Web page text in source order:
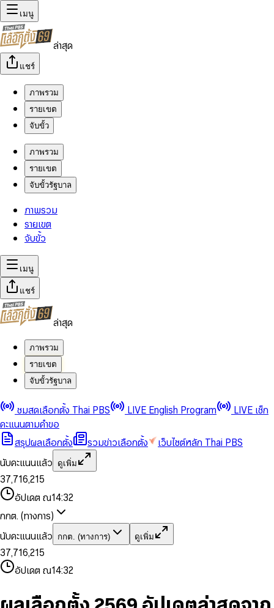
เมนู
ล่าสุด
แชร์
ภาพรวม
รายเขต
จับขั้ว
ภาพรวม
รายเขต
จับขั้วรัฐบาล
ภาพรวม
รายเขต
จับขั้ว
เมนู
แชร์
ล่าสุด
ภาพรวม
รายเขต
จับขั้วรัฐบาล
ชมสดเลือกตั้ง Thai PBS LIVE English Program
LIVE เช็ก
คะแนนตามคำขอ
สรุปผลเลือกตั้ง
รวมข่าวเลือกตั้ง
เว็บไซต์หลัก Thai PBS
นับคะแนนแล้ว
ดูเพิ่ม
0
1
2
3
4
5
6
8
9
0
1
2
3
4
5
6
7
8
9
,
0
1
2
4
6
7
8
9
0
1
2
3
4
5
6
7
8
9
0
1
3
5
6
7
8
9
,
1
2
4
5
7
8
9
0
1
3
4
6
7
8
9
0
2
3
4
5
7
8
อัปเดต ณ14:32
กกต. (ทางการ)
นับคะแนนแล้ว
กกต. (ทางการ) ดูเพิ่ม
0
1
2
3
4
5
7
0
1
2
4
5
6
7
8
9
,
0
1
2
4
6
7
8
9
0
1
2
3
5
0
1
3
5
6
7
8
,
1
2
4
6
0
1
3
5
0
2
3
4
5
7
9
อัปเดต ณ14:32